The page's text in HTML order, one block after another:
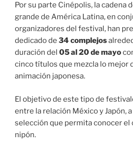
Por su parte Cinépolis, la cadena
grande de América Latina, en
organizadores del festival, han
dedicado de 34 complejos
duración del 05 al 20 de mayo
cinco títulos que mezcla lo mejor
animación japonesa.
El objetivo de este tipo de
entre la relación México y Japón,
selección que permita conocer
nipón.